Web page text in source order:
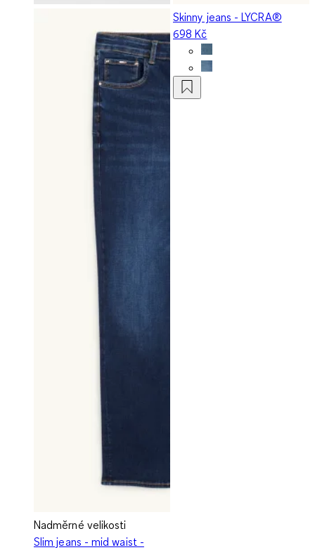
Nadměrné velikosti
Slim jeans - mid waist -
Skinny jeans - LYCRA®
698 Kč